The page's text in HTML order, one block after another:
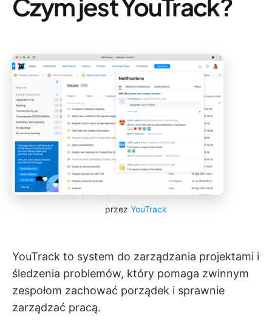
Czym jest YouTrack?
przez YouTrack
YouTrack to system do zarządzania projektami i
śledzenia problemów, który pomaga zwinnym
zespołom zachować porządek i sprawnie
zarządzać pracą.